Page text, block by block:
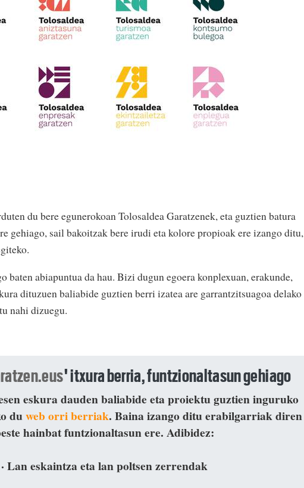
du bere egunerokoan Tolosaldea Garatzenek, eta guztien batura
gehiago, sail bakoitzak bere irudi eta kolore propioak ere izango ditu,
baten abiapuntua da hau. Bizi dugun egoera konplexuan, erakunde,
dituzuen baliabide guztien berri izatea are garrantzitsuagoa delako
nahi dizuegu.
' itxura berria, funtzionaltasun gehiago
eskura dauden baliabide eta proiektu guztien inguruko
duweb orri berriak. Baina izango ditu erabilgarriak diren
hainbat funtzionaltasun ere. Adibidez:
· Lan eskaintza eta lan poltsen zerrendak